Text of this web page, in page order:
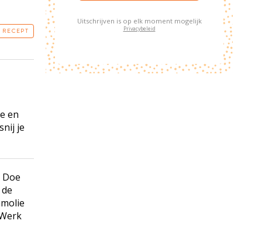
en
je
Uitschrijven is op elk moment mogelijk
Privacybeleid